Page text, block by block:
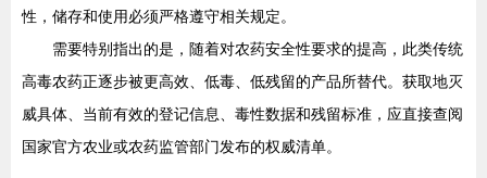
性，储存和使用必须严格遵守相关规定。
需要特别指出的是，随着对农药安全性要求的提高，此类传统
高毒农药正逐步被更高效、低毒、低残留的产品所替代。获取地灭
威具体、当前有效的登记信息、毒性数据和残留标准，应直接查阅
国家官方农业或农药监管部门发布的权威清单。